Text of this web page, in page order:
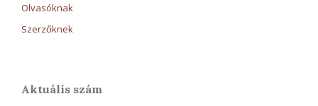
Olvasóknak
Szerzőknek
Aktuális szám